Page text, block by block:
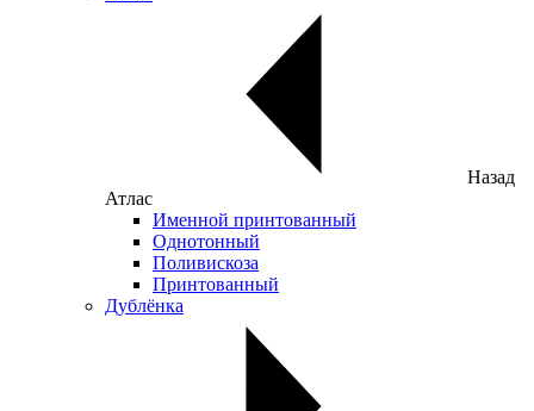
Назад
Атлас
Именной принтованный
Однотонный
Поливискоза
Принтованный
Дублёнка